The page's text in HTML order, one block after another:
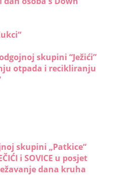
skupini “Ježići”
otpada i recikliranju
skupini „Patkice“
i SOVICE u posjet
dana kruha